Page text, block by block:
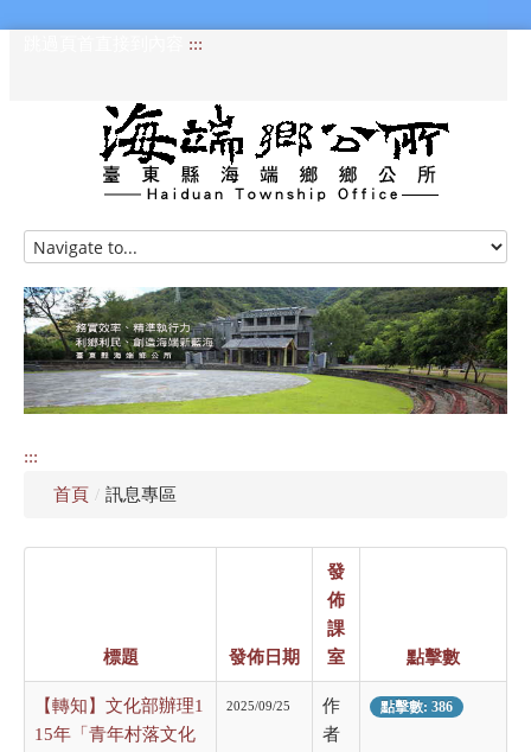
:::
HOME
訊息專區
認識海端
公所介紹
:::
首頁 / 訊息專區
標題 發佈日期
發
佈
課
室
點擊數
【轉知】文化部辦理1
15年「青年村落文化
2025/09/25
作
者
點擊數: 386